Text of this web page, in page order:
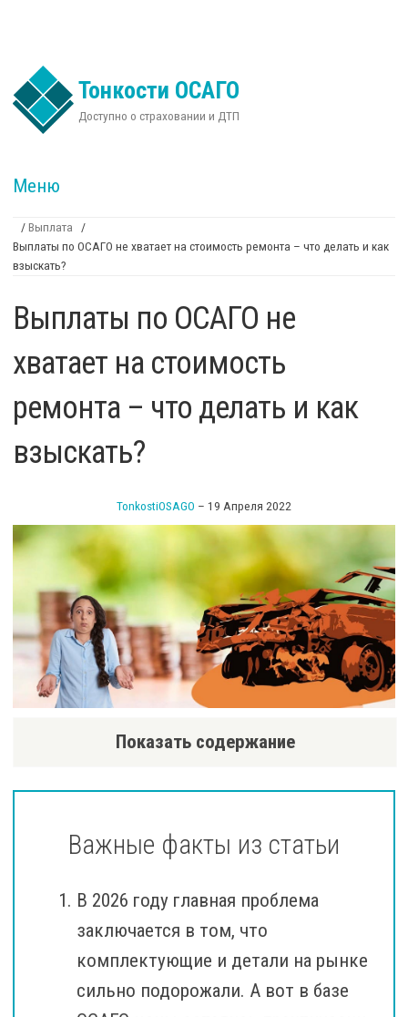
Тонкости ОСАГО
Доступно о страховании и ДТП
Меню
Вы здесь
/ Выплата
/
Выплаты по ОСАГО не хватает на стоимость ремонта – что делать и как
взыскать?
Выплаты по ОСАГО не
хватает на стоимость
ремонта – что делать и как
взыскать?
TonkostiOSAGO – 19 Апреля 2022
Показать содержание
Важные факты из статьи
В 2026 году главная проблема
заключается в том, что
комплектующие и детали на рынке
сильно подорожали. А вот в базе